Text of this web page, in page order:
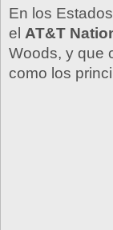
En los
el AT&T
Woods, y que
como los